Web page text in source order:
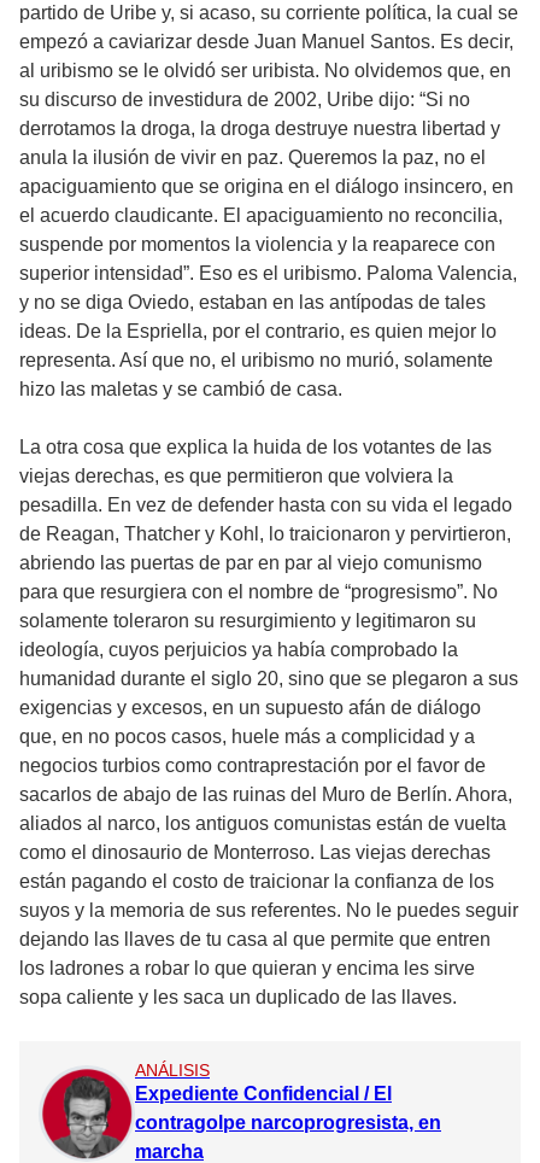
partido de Uribe y, si acaso, su corriente política, la cual se
empezó a caviarizar desde Juan Manuel Santos. Es decir,
al uribismo se le olvidó ser uribista. No olvidemos que, en
su discurso de investidura de 2002, Uribe dijo: “Si no
derrotamos la droga, la droga destruye nuestra libertad y
anula la ilusión de vivir en paz. Queremos la paz, no el
apaciguamiento que se origina en el diálogo insincero, en
el acuerdo claudicante. El apaciguamiento no reconcilia,
suspende por momentos la violencia y la reaparece con
superior intensidad”. Eso es el uribismo. Paloma Valencia,
y no se diga Oviedo, estaban en las antípodas de tales
ideas. De la Espriella, por el contrario, es quien mejor lo
representa. Así que no, el uribismo no murió, solamente
hizo las maletas y se cambió de casa.
La otra cosa que explica la huida de los votantes de las
viejas derechas, es que permitieron que volviera la
pesadilla. En vez de defender hasta con su vida el legado
de Reagan, Thatcher y Kohl, lo traicionaron y pervirtieron,
abriendo las puertas de par en par al viejo comunismo
para que resurgiera con el nombre de “progresismo”. No
solamente toleraron su resurgimiento y legitimaron su
ideología, cuyos perjuicios ya había comprobado la
humanidad durante el siglo 20, sino que se plegaron a sus
exigencias y excesos, en un supuesto afán de diálogo
que, en no pocos casos, huele más a complicidad y a
negocios turbios como contraprestación por el favor de
sacarlos de abajo de las ruinas del Muro de Berlín. Ahora,
aliados al narco, los antiguos comunistas están de vuelta
como el dinosaurio de Monterroso. Las viejas derechas
están pagando el costo de traicionar la confianza de los
suyos y la memoria de sus referentes. No le puedes seguir
dejando las llaves de tu casa al que permite que entren
los ladrones a robar lo que quieran y encima les sirve
sopa caliente y les saca un duplicado de las llaves.
ANÁLISIS
Expediente Confidencial / El
contragolpe narcoprogresista, en
marcha